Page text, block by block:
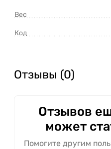
Вес
Код
Отзывы (0)
Отзывов
может
Помогите другим